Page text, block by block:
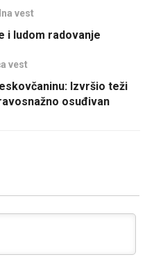
vest
i ludom radovanje
vest
Izvršio teži
osuđivan